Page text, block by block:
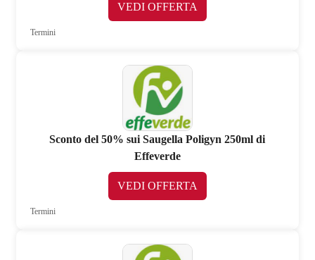
VEDI OFFERTA
Termini
Sconto del 50% sui Saugella Poligyn 250ml di
Effeverde
VEDI OFFERTA
Termini